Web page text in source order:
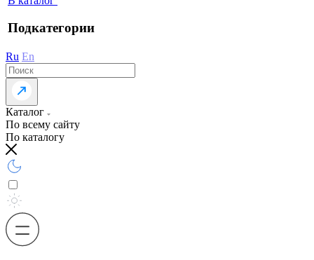
Подкатегории
Ru En
Каталог
По всему сайту
По каталогу